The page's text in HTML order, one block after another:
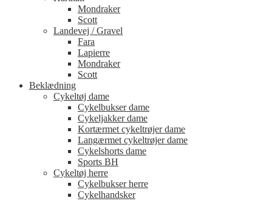
Mondraker
Scott
Landevej / Gravel
Fara
Lapierre
Mondraker
Scott
Beklædning
Cykeltøj dame
Cykelbukser dame
Cykeljakker dame
Kortærmet cykeltrøjer dame
Langærmet cykeltrøjer dame
Cykelshorts dame
Sports BH
Cykeltøj herre
Cykelbukser herre
Cykelhandsker